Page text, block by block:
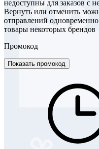
недоступны для заказов с
Вернуть или отменить
отправлений
товары некоторых брендов
Промокод
Показать промокод